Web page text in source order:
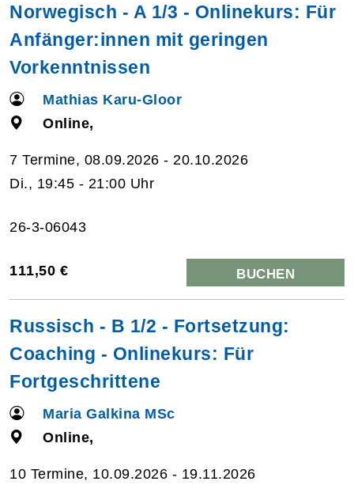
Norwegisch - A 1/3 - Onlinekurs: Für
Anfänger:innen mit geringen
Vorkenntnissen
Mathias Karu-Gloor
Online,
7 Termine, 08.09.2026 - 20.10.2026
Di., 19:45 - 21:00 Uhr
26-3-06043
111,50 € BUCHEN
Russisch - B 1/2 - Fortsetzung:
Coaching - Onlinekurs: Für
Fortgeschrittene
Maria Galkina MSc
Online,
10 Termine, 10.09.2026 - 19.11.2026